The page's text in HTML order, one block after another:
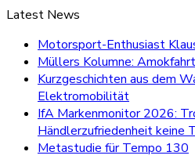
Latest News
Motorsport-Enthusiast
Müllers Kolumne:
Kurzgeschichten aus dem
Elektromobilität
IfA Markenmonitor 2026:
Händlerzufriedenheit keine
Metastudie für Tempo 130